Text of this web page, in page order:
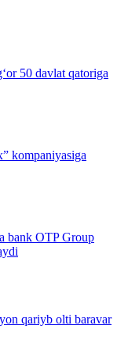
50 davlat qatoriga
kompaniyasiga
bank OTP Group
qariyb olti baravar